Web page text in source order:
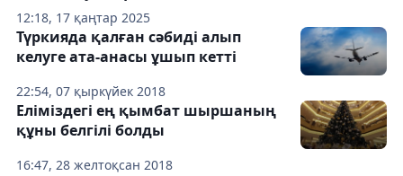
12:18, 17 қаңтар 2025
22:54, 07 қыркүйек 2018
Түркияда қалған сәбиді алып
келуге ата-анасы ұшып кетті
16:47, 28 желтоқсан 2018
Еліміздегі ең қымбат шыршаның
құны белгілі болды